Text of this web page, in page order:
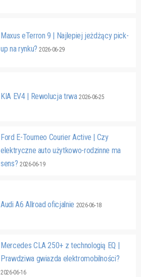
Maxus eTerron 9 | Najlepiej jeżdżący pick-
up na rynku?2026-06-29
KIA EV4 | Rewolucja trwa2026-06-25
Ford E-Tourneo Courier Active | Czy
elektryczne auto użytkowo-rodzinne ma
sens? 2026-06-19
Audi A6 Allroad oficjalnie 2026-06-18
Mercedes CLA 250+ z technologią EQ |
Prawdziwa gwiazda elektromobilności?
2026-06-16